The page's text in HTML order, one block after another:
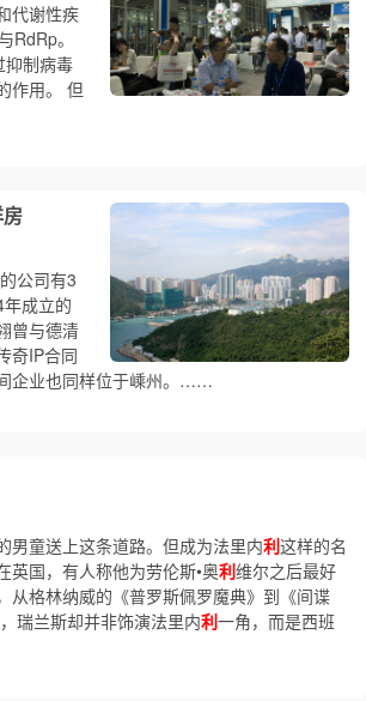
代谢性疾
。
抑制病毒
作用。 但
公司有3
成立的
曾与德清
奇IP合同
企业也同样位于嵊州。……
男童送上这条道路。但成为法里内利这样的名
国，有人称他为劳伦斯•奥利维尔之后最好
从格林纳威的《普罗斯佩罗魔典》到《间谍
瑞兰斯却并非饰演法里内利一角，而是西班